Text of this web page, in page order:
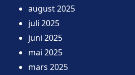
august 2025
juli 2025
juni 2025
mai 2025
mars 2025